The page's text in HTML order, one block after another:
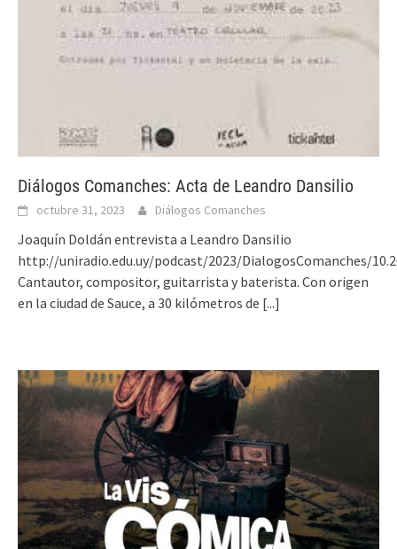
Diálogos Comanches: Acta de Leandro Dansilio
octubre 31, 2023 Diálogos Comanches
Joaquín Doldán entrevista a Leandro Dansilio
http://uniradio.edu.uy/podcast/2023/DialogosComanches/
Cantautor, compositor, guitarrista y baterista. Con origen
en la ciudad de Sauce, a 30 kilómetros de [...]